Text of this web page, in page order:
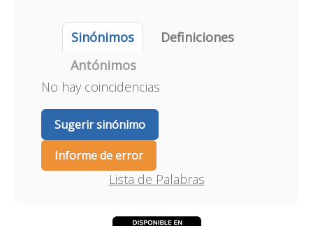
Sinónimos
Definiciones
Antónimos
No hay coincidencias
Sugerir sinónimo
Informe de error
Lista de Palabras